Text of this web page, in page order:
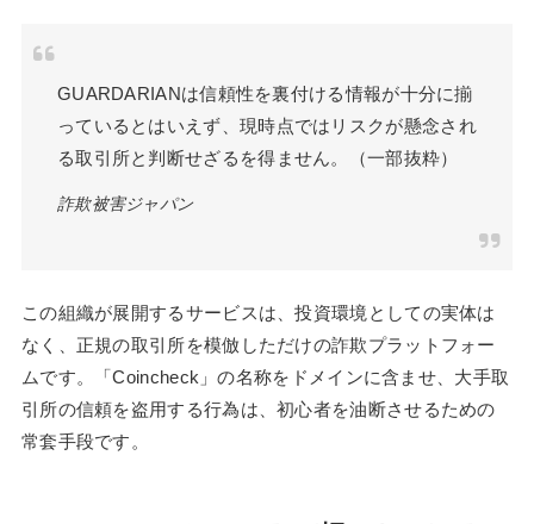
GUARDARIANは信頼性を裏付ける情報が十分に揃
っているとはいえず、現時点ではリスクが懸念され
る取引所と判断せざるを得ません。（一部抜粋）
詐欺被害ジャパン
この組織が展開するサービスは、投資環境としての実体は
なく、正規の取引所を模倣しただけの詐欺プラットフォー
ムです。「Coincheck」の名称をドメインに含ませ、大手取
引所の信頼を盗用する行為は、初心者を油断させるための
常套手段です。